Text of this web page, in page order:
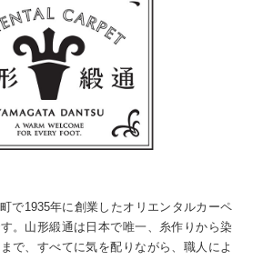
で1935年に創業したオリエンタルカーペ
。山形緞通は日本で唯一、糸作りから染
で、すべてに気を配りながら、職人によ